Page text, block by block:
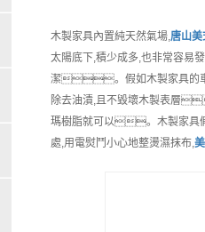
木製家具內置純天然氣場,唐山美
太陽底下,積少成多,也非常容易
潔。假如木製家具的車
除去油漬,且不毀壞木製表層
瑪樹脂就可以。木製家具
處,用電熨鬥小心地整燙濕抹布,